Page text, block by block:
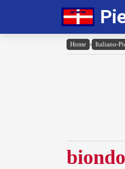
Home › Italiano-
biondo